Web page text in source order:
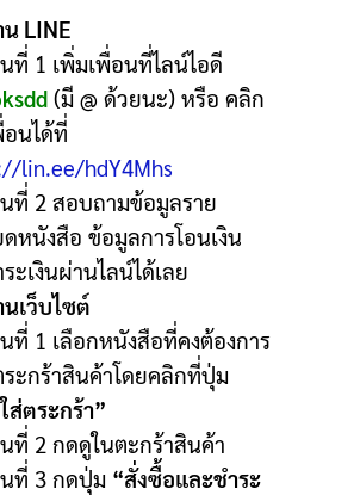
LINE
ที่ 1 เพิ่มเพื่อนที่ไลน์ไอดี
(มี @ ด้วยนะ) หรือ คลิก
อนได้ที่
lin.ee/hdY4Mhs
ที่ 2 สอบถามข้อมูลราย
ดหนังสือ ข้อมูลการโอนเงิน
ะเงินผ่านไลน์ได้เลย
เว็บไซต์
ที่ 1 เลือกหนังสือที่คงต้องการ
ระกร้าสินค้าโดยคลิกที่ปุ่ม
ส่ตระกร้า”
ที่ 2 กดดูในตะกร้าสินค้า
ที่ 3 กดปุ่ม “สั่งซื้อและชำระ